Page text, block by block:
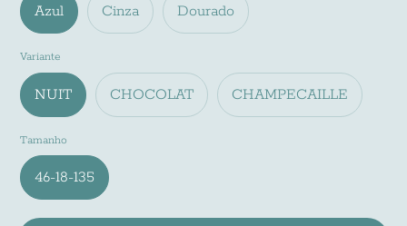
Azul Cinza Dourado
Variante
NUIT CHOCOLAT CHAMPECAILLE
Tamanho
46-18-135